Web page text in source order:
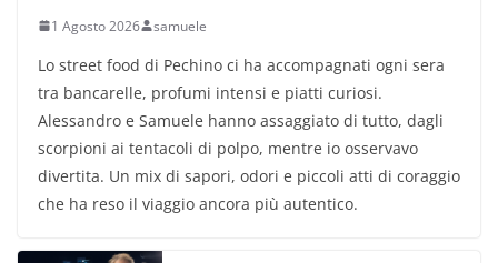
1 Agosto 2026 samuele
Lo street food di Pechino ci ha accompagnati ogni sera
tra bancarelle, profumi intensi e piatti curiosi.
Alessandro e Samuele hanno assaggiato di tutto, dagli
scorpioni ai tentacoli di polpo, mentre io osservavo
divertita. Un mix di sapori, odori e piccoli atti di coraggio
che ha reso il viaggio ancora più autentico.